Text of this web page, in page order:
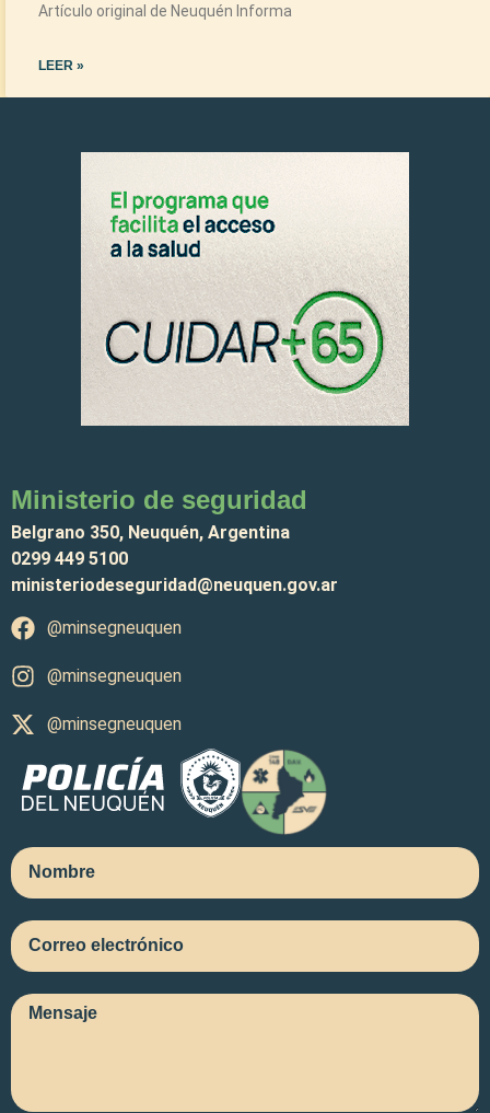
Artículo original de Neuquén Informa
LEER »
Ministerio de seguridad
Belgrano 350, Neuquén, Argentina
0299 449 5100
ministeriodeseguridad@neuquen.gov.ar
@minsegneuquen
@minsegneuquen
@minsegneuquen